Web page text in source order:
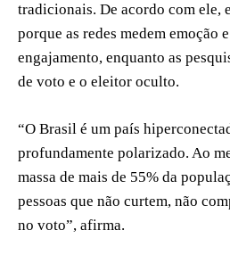
tradicionais. De acordo com ele,
porque as redes medem emoção
engajamento, enquanto as
de voto e o eleitor oculto.
“O Brasil é um país
profundamente polarizado. Ao
massa de mais de 55% da
pessoas que não curtem, não
no voto”, afirma.